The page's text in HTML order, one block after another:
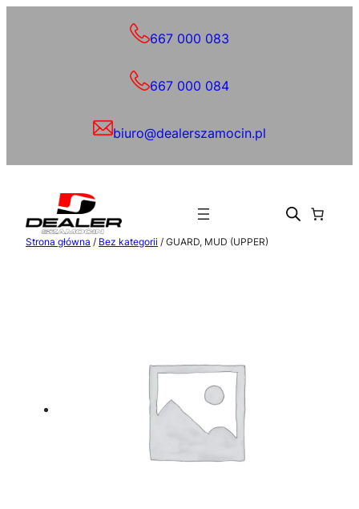
667 000 083
667 000 084
biuro@dealerszamocin.pl
Strona główna / Bez kategorii / GUARD, MUD (UPPER)